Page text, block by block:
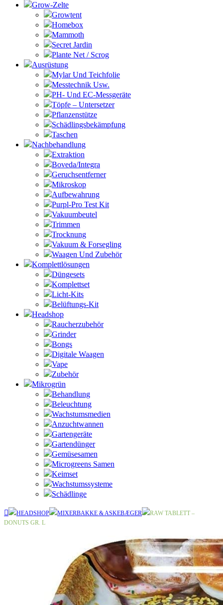
Grow-Zelte
Growtent
Homebox
Mammoth
Secret Jardin
Plante Net / Scrog
Ausrüstung
Mylar Und Teichfolie
Messtechnik Usw.
PH- Und EC-Messgeräte
Töpfe – Untersetzer
Pflanzenstütze
Schädlingsbekämpfung
Taschen
Nachbehandlung
Extraktion
Boveda/Integra
Geruchsentferner
Mikroskop
Aufbewahrung
Purpl-Pro Test Kit
Vakuumbeutel
Trimmen
Trocknung
Vakuum & Forsegling
Waagen Und Zubehör
Komplettlösungen
Düngesets
Komplettset
Licht-Kits
Belüftungs-Kit
Headshop
Raucherzubehör
Grinder
Bongs
Digitale Waagen
Vape
Zubehör
Mikrogrün
Behandlung
Beleuchtung
Wachstumsmedien
Anzuchtwannen
Gartengeräte
Gartendünger
Gemüsesamen
Microgreens Samen
Keimset
Wachstumssysteme
Schädlinge
HEADSHOP MIXERBAKKE & ASKEBÆGER
RAW TABLETT –
DONUTS GR. L